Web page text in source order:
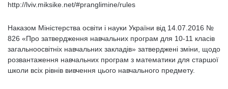
http://lviv.miksike.net/#pranglimine/rules
Наказом Міністерства освіти і науки України від 14.07.2016 №
826 «Про затвердження навчальних програм для 10-11 класів
загальноосвітніх навчальних закладів» затверджені зміни, щодо
розвантаження навчальних програм з математики для старшої
школи всіх рівнів вивчення цього навчального предмету.